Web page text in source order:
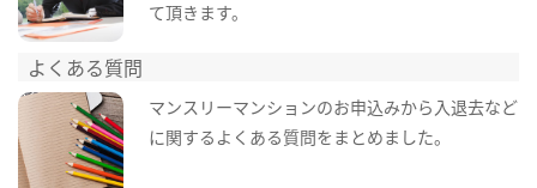
て頂きます。
よくある質問
マンスリーマンションのお申込みから入退去など
に関するよくある質問をまとめました。